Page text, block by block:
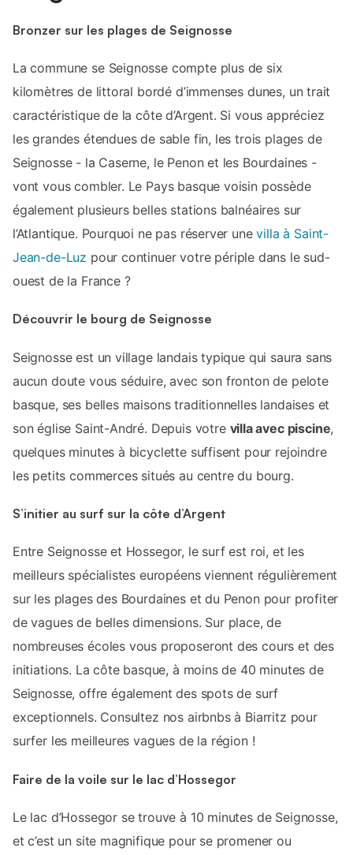
Bronzer sur les plages de Seignosse
La commune se Seignosse compte plus de six
kilomètres de littoral bordé d’immenses dunes, un trait
caractéristique de la côte d’Argent. Si vous appréciez
les grandes étendues de sable fin, les trois plages de
Seignosse - la Caserne, le Penon et les Bourdaines -
vont vous combler. Le Pays basque voisin possède
également plusieurs belles stations balnéaires sur
l’Atlantique. Pourquoi ne pas réserver unevilla à Saint-
Jean-de-Luz pour continuer votre périple dans le sud-
ouest de la France ?
Découvrir le bourg de Seignosse
Seignosse est un village landais typique qui saura sans
aucun doute vous séduire, avec son fronton de pelote
basque, ses belles maisons traditionnelles landaises et
son église Saint-André. Depuis votre villa avec piscine,
quelques minutes à bicyclette suffisent pour rejoindre
les petits commerces situés au centre du bourg.
S’initier au surf sur la côte d’Argent
Entre Seignosse et Hossegor, le surf est roi, et les
meilleurs spécialistes européens viennent régulièrement
sur les plages des Bourdaines et du Penon pour profiter
de vagues de belles dimensions. Sur place, de
nombreuses écoles vous proposeront des cours et des
initiations. La côte basque, à moins de 40 minutes de
Seignosse, offre également des spots de surf
exceptionnels. Consultez nos airbnbs à Biarritz pour
surfer les meilleures vagues de la région !
Faire de la voile sur le lac d’Hossegor
Le lac d’Hossegor se trouve à 10 minutes de Seignosse,
et c’est un site magnifique pour se promener ou